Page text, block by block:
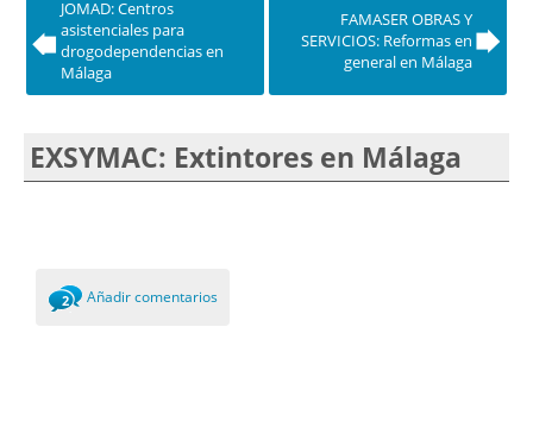
JOMAD: Centros
asistenciales para
drogodependencias en
Málaga
FAMASER OBRAS Y
SERVICIOS: Reformas en
general en Málaga
EXSYMAC: Extintores en Málaga
2 Añadir comentarios